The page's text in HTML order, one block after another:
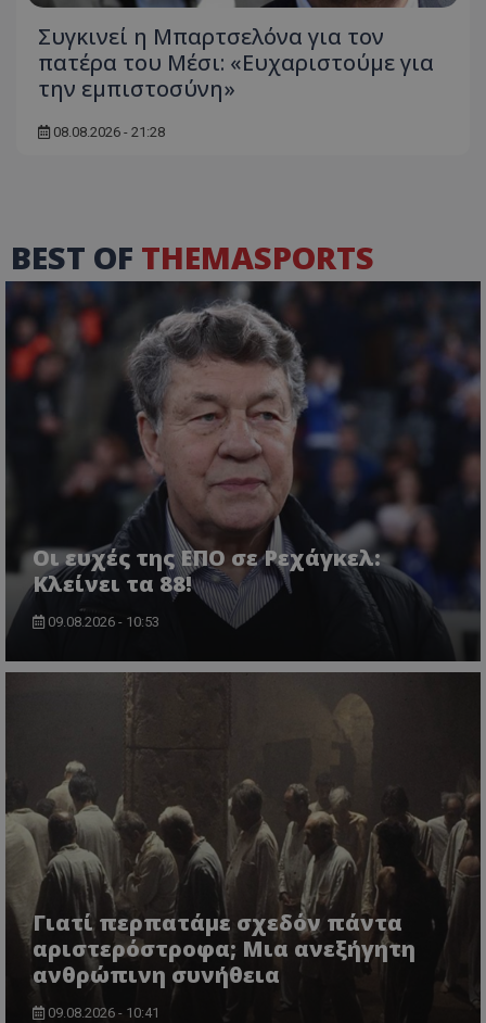
Συγκινεί η Μπαρτσελόνα για τον
πατέρα του Μέσι: «Ευχαριστούμε για
την εμπιστοσύνη»
08.08.2026 - 21:28
BEST OF THEMASPORTS
Οι ευχές της ΕΠΟ σε Ρεχάγκελ:
Κλείνει τα 88!
09.08.2026 - 10:53
Γιατί περπατάμε σχεδόν πάντα
αριστερόστροφα; Μια ανεξήγητη
ανθρώπινη συνήθεια
09.08.2026 - 10:41